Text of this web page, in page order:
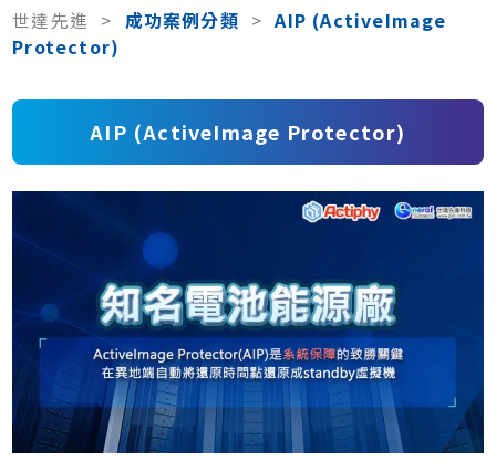
世達先進 > 成功案例分類 > AIP (ActiveImage
Protector)
AIP (ActiveImage Protector)